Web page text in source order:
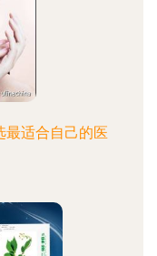
最适合自己的医